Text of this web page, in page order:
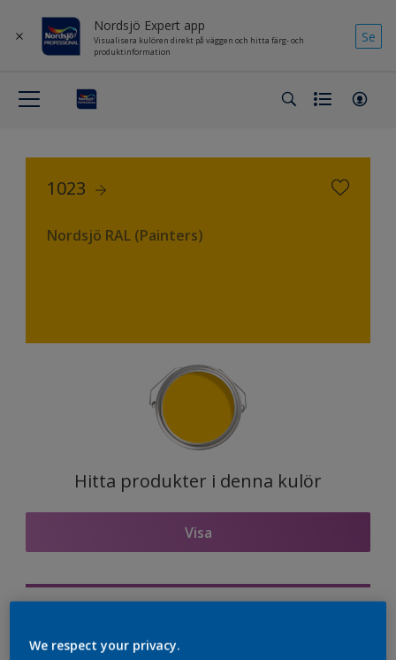
Nordsjö Expert app
Visualisera kulören direkt på väggen och hitta färg- och
produktinformation
Se
1023
Nordsjö RAL (Painters)
Hitta produkter i denna kulör
Visa
Nordsjö Professional Expert app
We respect your privacy.